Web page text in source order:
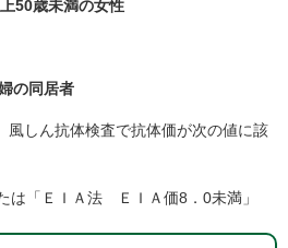
50歳未満の女性
の同居者
風しん抗体検査で抗体価が次の値に該
「ＥＩＡ法 ＥＩＡ価8．0未満」